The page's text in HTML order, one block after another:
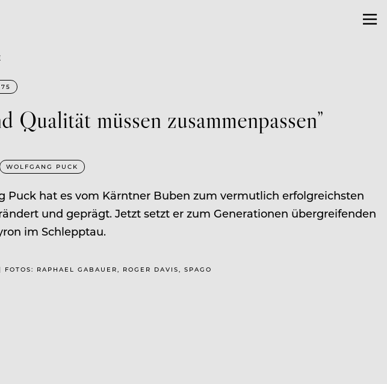
müssen zusammenpassen”
WOLFGANG PUCK
Puck hat es vom Kärntner Buben zum vermutlich erfolgreichsten
und geprägt. Jetzt setzt er zum Generationen übergreifenden
im Schlepptau.
RAPHAEL GABAUER, ROGER DAVIS, SPAGO